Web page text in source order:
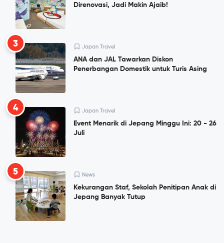
Direnovasi, Jadi Makin Ajaib!
3 Japan Travel
ANA dan JAL Tawarkan Diskon
Penerbangan Domestik untuk Turis Asing
4 Japan Travel
Event Menarik di Jepang Minggu Ini: 20 - 26
Juli
5 News
Kekurangan Staf, Sekolah Penitipan Anak di
Jepang Banyak Tutup